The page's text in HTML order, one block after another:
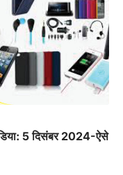
5 दिसंबर 2024-ऐसे